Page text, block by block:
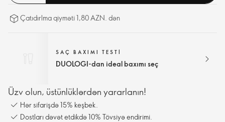
Çatıdırlma qiyməti 1,80 AZN. dən
SAÇ BAXIMI TESTI
DUOLOGI-dan ideal baxımı seç
Üzv olun, üstünlüklərdən yararlanın!
Hər sifarişdə 15% keşbek.
Dostları dəvət etdikdə 10% Tövsiyə endirimi.